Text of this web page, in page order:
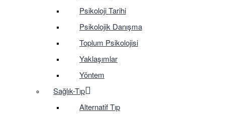
Psikoloji Tarihi
Psikolojik Danışma
Toplum Psikolojisi
Yaklaşımlar
Yöntem
Sağlık-Tıp
Alternatif Tıp